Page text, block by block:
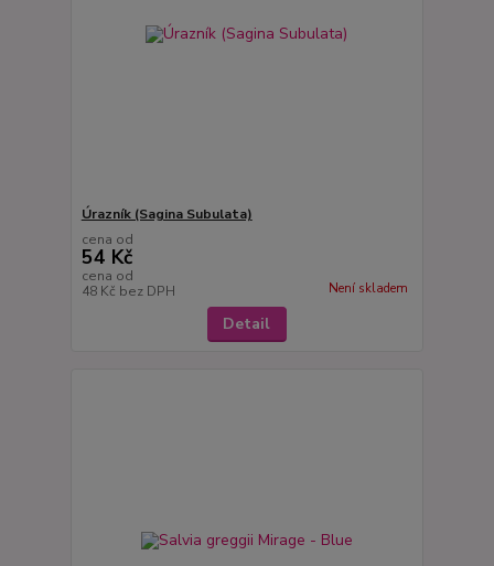
Úrazník (Sagina Subulata)
cena od
54 Kč
cena od
48 Kč bez DPH Není skladem
Detail